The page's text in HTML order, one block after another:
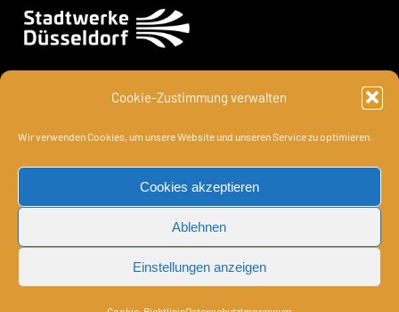
Cookie-Zustimmung verwalten
Wir verwenden Cookies, um unsere Website und unseren Service zu optimieren.
Cookies akzeptieren
Ablehnen
Einstellungen anzeigen